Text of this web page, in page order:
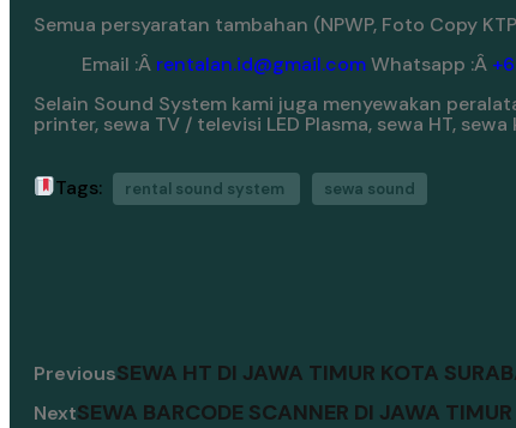
Semua persyaratan tambahan (NPWP, Foto Copy
Email :Â rentalan.id@gmail.comWhatsapp :Â
Selain Sound System kami juga menyewakan
printer, sewa TV / televisi LED Plasma, sewa HT,
Tags: rental sound system sewa sound
PreviousSEWA HT DI JAWA TIMUR KOTA
NextSEWA BARCODE SCANNER DI JAWA